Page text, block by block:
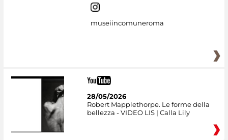
museiincomuneroma
28/05/2026
Robert Mapplethorpe. Le forme della
bellezza - VIDEO LIS | Calla Lily